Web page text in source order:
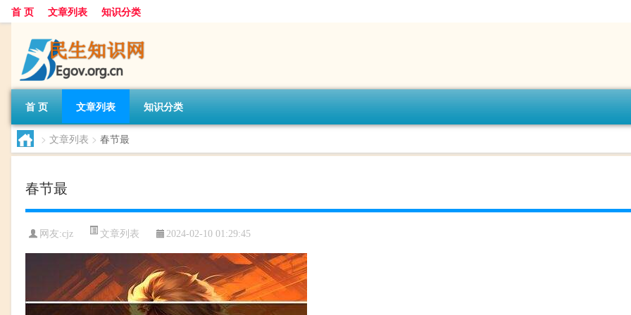
首 页 文章列表 知识分类
首 页 文章列表 知识分类
> 文章列表 > 春节最
春节最
网友:cjz 文章列表 2024-02-10 01:29:45